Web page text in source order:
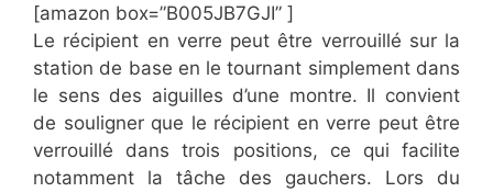
[amazon box=”B005JB7GJI” ]
Le récipient en verre peut être verrouillé sur la
station de base en le tournant simplement dans
le sens des aiguilles d’une montre. Il convient
de souligner que le récipient en verre peut être
verrouillé dans trois positions, ce qui facilite
notamment la tâche des gauchers. Lors du